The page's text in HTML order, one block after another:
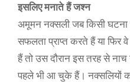
इसलिए मनाते हैं जश्न
अमूमन नक्सली जब किसी
सफलता प्राप्त करते हैं या फिर
हैं तो उस दौरान इस तरह से
पहले भी आ चुके हैं। नक्सलियों